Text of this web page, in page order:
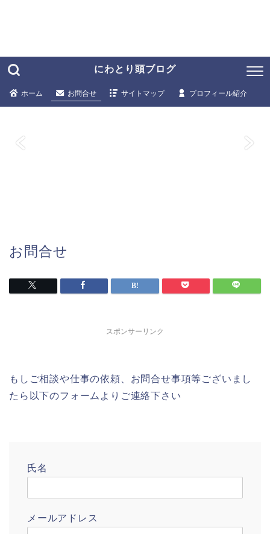
にわとり頭ブログ
ホーム お問合せ サイトマップ プロフィール紹介
お問合せ
スポンサーリンク
もしご相談や仕事の依頼、お問合せ事項等ございまし
たら以下のフォームよりご連絡下さい
氏名
メールアドレス